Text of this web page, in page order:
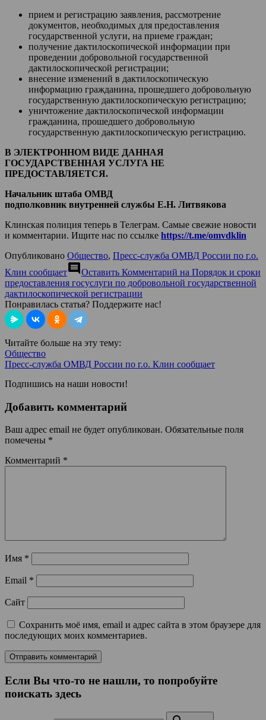
прием и регистрацию заявления, рассмотрение
документов, необходимых для предоставления
государственной услуги, на приеме граждан;
получение дактилоскопической информации при
проведении добровольной государственной
дактилоскопической регистрации;
внесение изменений в дактилоскопическую
информацию гражданина, прошедшего добровольную
государственную дактилоскопическую регистрацию;
уничтожение дактилоскопической информации
гражданина, прошедшего добровольную
государственную дактилоскопическую регистрацию.
В ЭЛЕКТРОННОМ ВИДЕ ДАННАЯ
ГОСУДАРСТВЕННАЯ УСЛУГА НЕ
ПРЕДОСТАВЛЯЕТСЯ.
Начальник штаба ОМВД
подполковник внутренней службы Е.Н. Литвякова
Клинская полиция теперь в Телеграм. Самые свежие новости
и комментарии. Ищите нас по ссылке https://t.me/omvdklin
Опубликовано Общество, Пресс-служба ОМВД России по г.о.
Клин сообщаетcomment Оставить Комментарий на Порядок и сроки
предоставления госуслуги по добровольной государственной
дактилоскопической регистрации
Понравилась статья? Поддержите нас!
Читайте больше на эту тему:
Общество
Пресс-служба ОМВД России по г.о. Клин сообщает
Подпишись на наши новости!
Добавить комментарий
Ваш адрес email не будет опубликован. Обязательные поля
помечены *
Комментарий *
Имя *
Email *
Сайт
Сохранить моё имя, email и адрес сайта в этом браузере для
последующих моих комментариев.
Если Вы что-то не нашли, то попробуйте
поискать здесь